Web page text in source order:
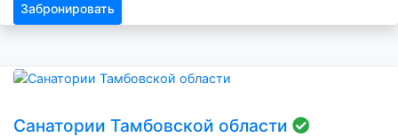
Забронировать
Санатории Тамбовской области